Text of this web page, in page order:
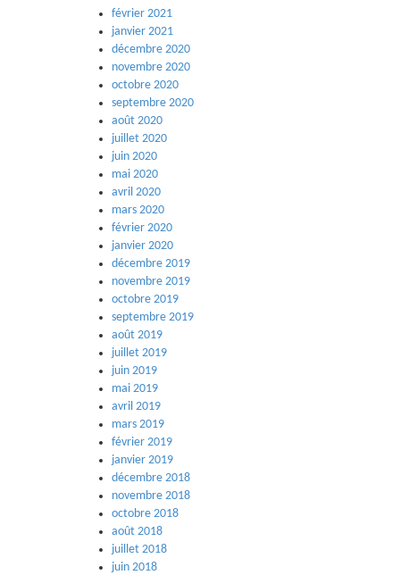
février 2021
janvier 2021
décembre 2020
novembre 2020
octobre 2020
septembre 2020
août 2020
juillet 2020
juin 2020
mai 2020
avril 2020
mars 2020
février 2020
janvier 2020
décembre 2019
novembre 2019
octobre 2019
septembre 2019
août 2019
juillet 2019
juin 2019
mai 2019
avril 2019
mars 2019
février 2019
janvier 2019
décembre 2018
novembre 2018
octobre 2018
août 2018
juillet 2018
juin 2018